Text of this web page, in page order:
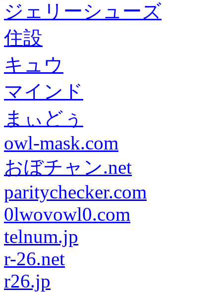
ジェリーシューズ
住設
キュウ
マインド
まぃどぅ
owl-mask.com
おぼチャン.net
paritychecker.com
0lwovowl0.com
telnum.jp
r-26.net
r26.jp